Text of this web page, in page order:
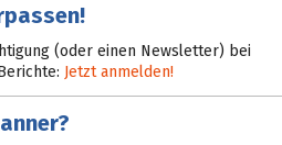
(oder einen Newsletter) bei
Jetzt anmelden!